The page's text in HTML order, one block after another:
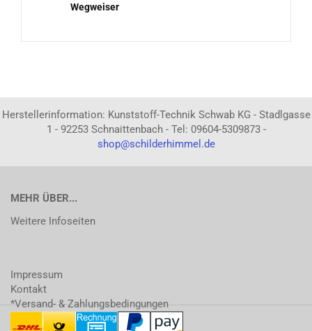
Wegweiser
Herstellerinformation: Kunststoff-Technik Schwab KG - Stadlgasse
1 - 92253 Schnaittenbach - Tel: 09604-5309873 -
shop@schilderhimmel.de
MEHR ÜBER...
Weitere Infoseiten
Impressum
Kontakt
*Versand- & Zahlungsbedingungen